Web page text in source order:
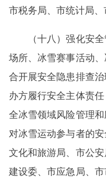
市税务局、市统计局、
（十八）强化安全
场所、冰雪赛事活动
合开展安全隐患排查
办方履行安全主体责
全冰雪领域风险管理
对冰雪运动参与者的
文化和旅游局、市公
建设委、市应急局、